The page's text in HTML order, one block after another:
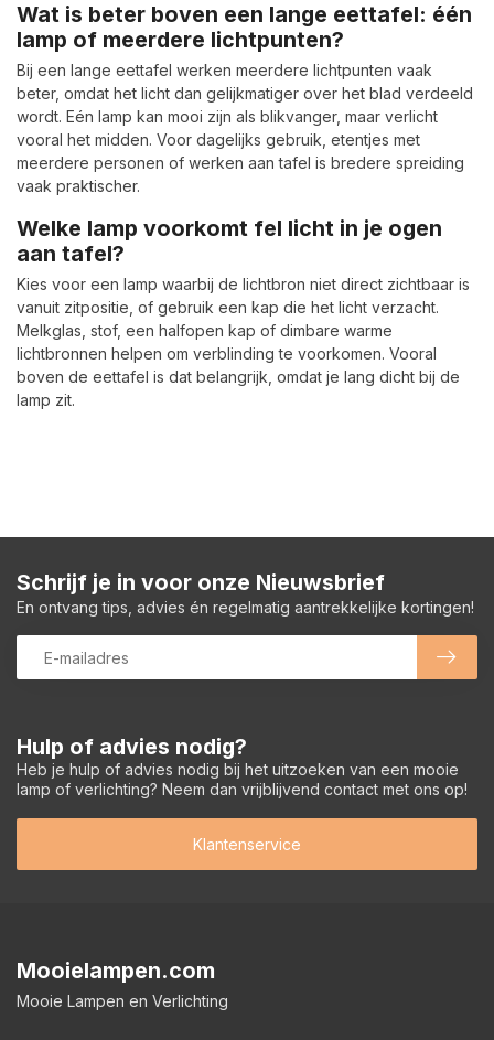
Wat is beter boven een lange eettafel: één
lamp of meerdere lichtpunten?
Bij een lange eettafel werken meerdere lichtpunten vaak
beter, omdat het licht dan gelijkmatiger over het blad verdeeld
wordt. Eén lamp kan mooi zijn als blikvanger, maar verlicht
vooral het midden. Voor dagelijks gebruik, etentjes met
meerdere personen of werken aan tafel is bredere spreiding
vaak praktischer.
Welke lamp voorkomt fel licht in je ogen
aan tafel?
Kies voor een lamp waarbij de lichtbron niet direct zichtbaar is
vanuit zitpositie, of gebruik een kap die het licht verzacht.
Melkglas, stof, een halfopen kap of dimbare warme
lichtbronnen helpen om verblinding te voorkomen. Vooral
boven de eettafel is dat belangrijk, omdat je lang dicht bij de
lamp zit.
Hulp of advies nodig?
Heb je hulp of advies nodig bij het uitzoeken van een mooie
lamp of verlichting? Neem dan vrijblijvend contact met ons op!
Klantenservice
Schrijf je in voor onze Nieuwsbrief
En ontvang tips, advies én regelmatig aantrekkelijke kortingen!
Mooielampen.com
Mooie Lampen en Verlichting